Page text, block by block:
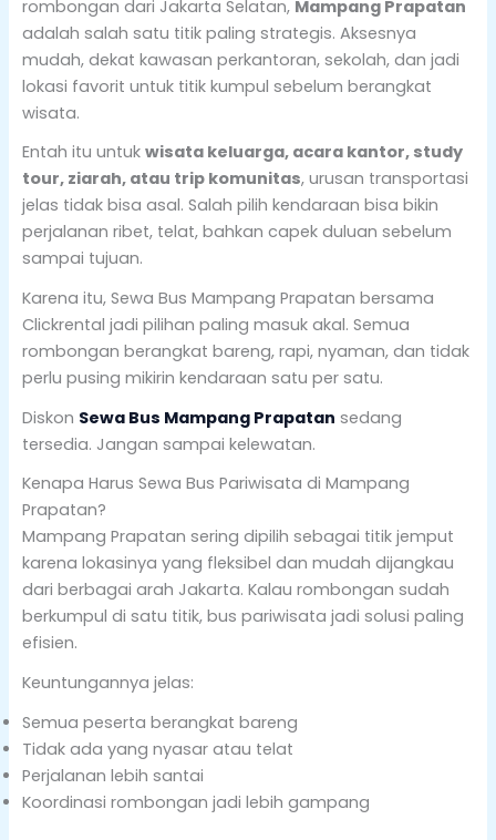
rombongan dari Jakarta Selatan, Mampang Prapatan
adalah salah satu titik paling strategis. Aksesnya
mudah, dekat kawasan perkantoran, sekolah, dan jadi
lokasi favorit untuk titik kumpul sebelum berangkat
wisata.
Entah itu untuk wisata keluarga, acara kantor, study
tour, ziarah, atau trip komunitas, urusan transportasi
jelas tidak bisa asal. Salah pilih kendaraan bisa bikin
perjalanan ribet, telat, bahkan capek duluan sebelum
sampai tujuan.
Karena itu, Sewa Bus Mampang Prapatan bersama
Clickrental jadi pilihan paling masuk akal. Semua
rombongan berangkat bareng, rapi, nyaman, dan tidak
perlu pusing mikirin kendaraan satu per satu.
Diskon Sewa Bus Mampang Prapatan sedang
tersedia. Jangan sampai kelewatan.
Kenapa Harus Sewa Bus Pariwisata di Mampang
Prapatan?
Mampang Prapatan sering dipilih sebagai titik jemput
karena lokasinya yang fleksibel dan mudah dijangkau
dari berbagai arah Jakarta. Kalau rombongan sudah
berkumpul di satu titik, bus pariwisata jadi solusi paling
efisien.
Keuntungannya jelas:
Semua peserta berangkat bareng
Tidak ada yang nyasar atau telat
Perjalanan lebih santai
Koordinasi rombongan jadi lebih gampang